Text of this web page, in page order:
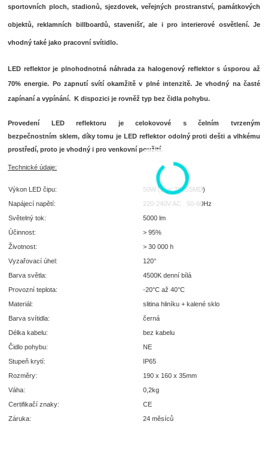
sportovních ploch, stadionů, sjezdovek, veřejných prostranství, památkových
objektů, reklamních billboardů, stavenišť, ale i pro interierové osvětlení. Je
vhodný také jako pracovní svítidlo.
LED reflektor je plnohodnotná náhrada za halogenový reflektor s úsporou až
70% energie. Po zapnutí svítí okamžitě v plné intenzitě. Je vhodný na časté
zapínaní a vypínání. K dispozici je rovněž typ bez čidla pohybu.
Provedení LED reflektoru je celokovové s čelním tvrzeným
bezpečnostním sklem, díky tomu je LED reflektor odolný proti dešti a vlhkému
prostředí, proto je vhodný i pro venkovní použití.
Technické údaje:
Výkon LED čipu:
50W (čipy 2835SMD)
Napájecí napětí:
220-240V AC 50-60Hz
Světelný tok:
5000 lm
Účinnost:
> 95%
Životnost:
> 30 000 h
Vyzařovací úhel:
120°
Barva světla:
4500K denní bílá
Provozní teplota:
-20°C až 40°C
Materiál:
slitina hliníku + kalené sklo
Barva svítidla:
černá
Délka kabelu:
bez kabelu
Čidlo pohybu:
NE
Stupeň krytí:
IP65
Rozměry:
190 x 160 x 35mm
Váha:
0,2kg
Certifikačí znaky:
CE
Záruka:
24 měsíců